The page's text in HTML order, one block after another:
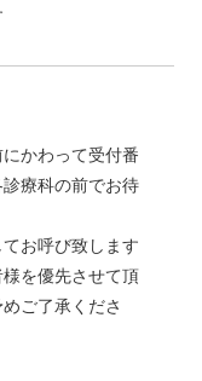
かわって受付番
療科の前でお待
お呼び致します
を優先させて頂
ご了承くださ